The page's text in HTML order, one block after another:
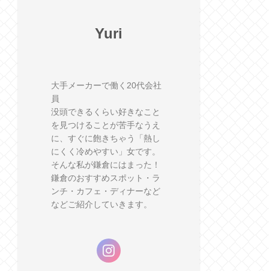
Yuri
大手メーカーで働く20代会社
員
没頭できるくらい好きなこと
を見つけることが苦手なうえ
に、すぐに飽きちゃう「熱し
にくく冷めやすい」女です。
そんな私が鎌倉にはまった！
鎌倉のおすすめスポット・ラ
ンチ・カフェ・ディナーなど
などご紹介していきます。